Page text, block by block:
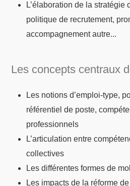
L’élaboration de la stratégie
politique de recrutement,
accompagnement autre...
Les concepts centraux
Les notions d’emploi-type,
référentiel de poste,
professionnels
L’articulation entre
collectives
Les différentes formes de
Les impacts de la réforme